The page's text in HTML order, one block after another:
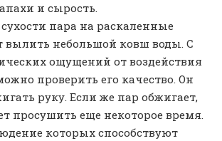
и сырость.
пара на раскаленные
вылить небольшой ковш воды. С
ощущений от воздействия
проверить его качество. Он
руку. Если же пар обжигает,
просушить еще некоторое время.
которых способствуют